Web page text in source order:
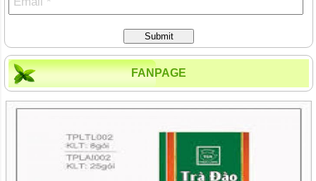
Submit
FANPAGE